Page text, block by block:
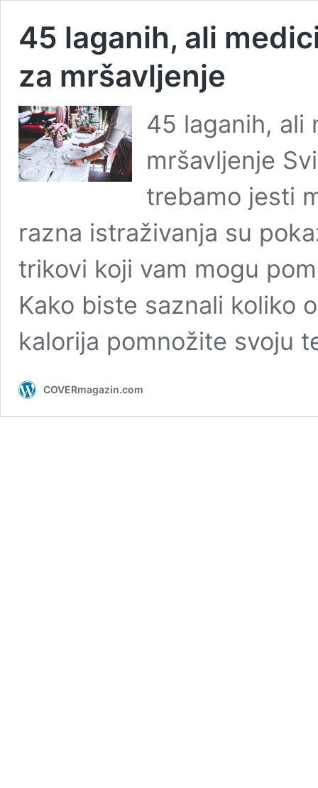
45 laganih, ali
za mršavljenje
45 laganih, ali
mršavljenje
trebamo jesti
razna istraživanja su
trikovi koji vam mogu
Kako biste saznali koliko
kalorija pomnožite svoju
COVERmagazin.com